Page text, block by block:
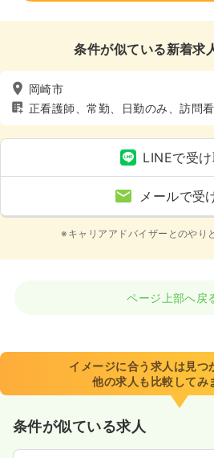
条件が似ている新着求
岡崎市
正看護師、常勤、日勤のみ、訪問
LINEで受け
メールで受
※キャリアアドバイザーとのやり
ページ上部へ戻
イメージに合う求人は見つ
他の求人も比較してみ
条件が似ている求人